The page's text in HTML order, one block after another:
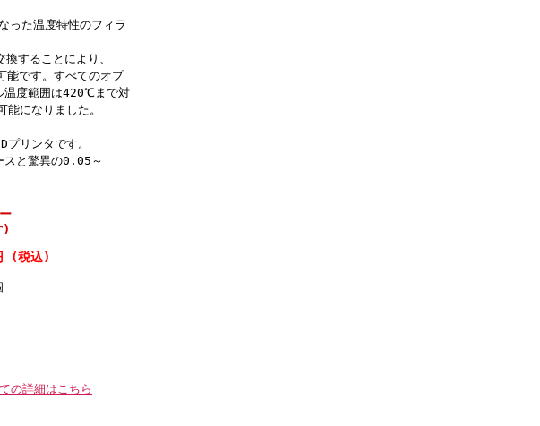
た温度特性のフィラ
することにより、
です。すべてのオプ
温度範囲は420℃まで対
になりました。
リンタです。
スと驚異の0.05～
(税込)
の詳細はこちら